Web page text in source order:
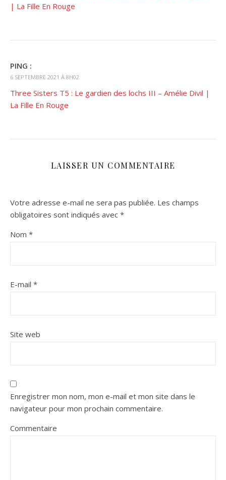
| La Fille En Rouge
PING :
6 SEPTEMBRE 2021 À 8H02
Three Sisters T5 : Le gardien des lochs III – Amélie Divil |
La Fille En Rouge
LAISSER UN COMMENTAIRE
Votre adresse e-mail ne sera pas publiée. Les champs
obligatoires sont indiqués avec *
Nom *
E-mail *
Site web
Enregistrer mon nom, mon e-mail et mon site dans le
navigateur pour mon prochain commentaire.
Commentaire